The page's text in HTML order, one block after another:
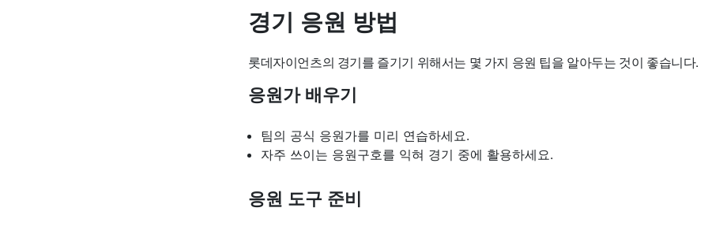
경기 응원 방법
롯데자이언츠의 경기를 즐기기 위해서는 몇 가지 응원 팁을 알아두는 것이 좋습니다.
응원가 배우기
팀의 공식 응원가를 미리 연습하세요.
자주 쓰이는 응원구호를 익혀 경기 중에 활용하세요.
응원 도구 준비